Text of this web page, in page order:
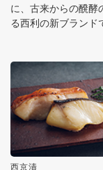
に、古来からの醗酵
る西利の新ブランド
西京漬